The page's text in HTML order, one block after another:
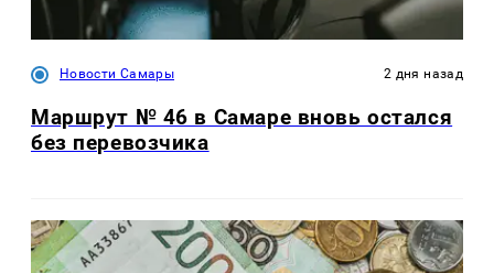
Новости Самары 2 дня назад
Маршрут № 46 в Самаре вновь остался
без перевозчика